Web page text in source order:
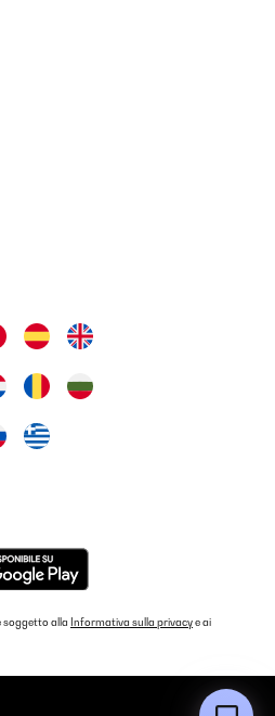
ad essere molto bello
una grande stanza, ma una
a dare quel calore
la parte dove viene appoggiato e
VALUTAZIONE VERIFICATA
13/12/2025
soggetto alla Informativa sulla privacye ai